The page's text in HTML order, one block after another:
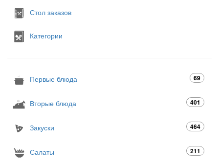
Стол заказов
Категории
Первые блюда 69
Вторые блюда 401
Закуски 464
Салаты 211